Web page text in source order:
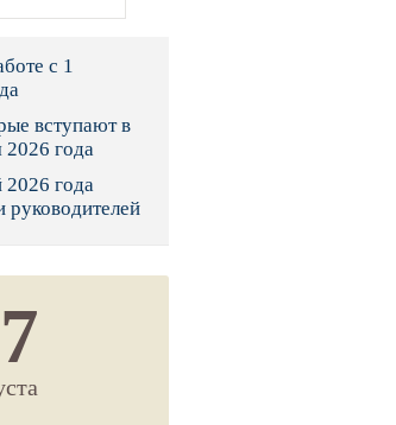
с 1
вступают в
2026 года
года
руководителей